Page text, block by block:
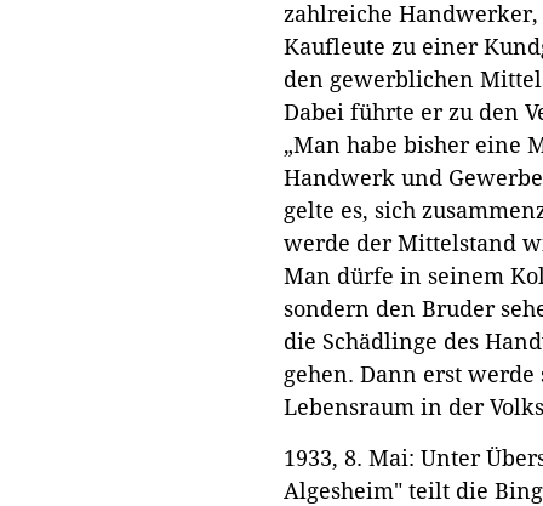
zahlreiche
Kaufleute zu einer
den gewerblichen
Dabei führte er zu den
„Man habe bisher eine
Handwerk und
gelte es, sich
werde der Mittelstand
Man dürfe in seinem
sondern den Bruder
die Schädlinge des
gehen. Dann erst
Lebensraum in der
1933, 8. Mai: Unter
Algesheim" teilt die